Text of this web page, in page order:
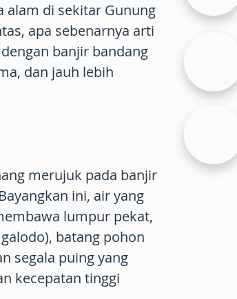
alam di sekitar Gunung
apa sebenarnya arti
banjir bandang
dan jauh lebih
merujuk pada banjir
ini, air yang
lumpur pekat,
batang pohon
segala puing yang
kecepatan tinggi